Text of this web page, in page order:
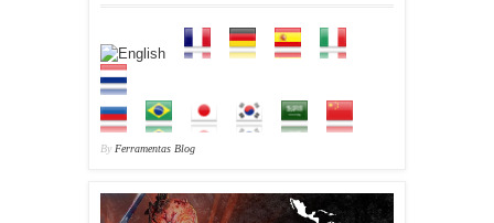
By Ferramentas Blog